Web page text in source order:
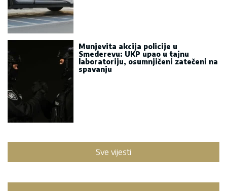
Munjevita akcija policije u
Smederevu: UKP upao u tajnu
laboratoriju, osumnjičeni zatečeni na
spavanju
Sve vijesti